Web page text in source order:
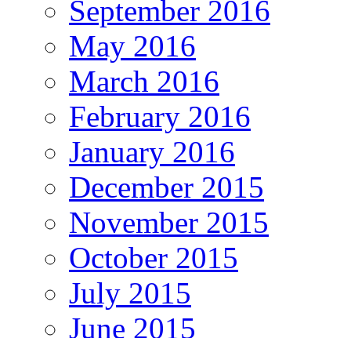
September 2016
May 2016
March 2016
February 2016
January 2016
December 2015
November 2015
October 2015
July 2015
June 2015